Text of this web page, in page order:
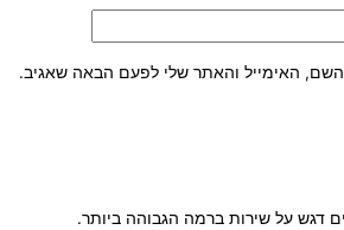
האימייל והאתר שלי לפעם הבאה שאגיב.
דגש על שירות ברמה הגבוהה ביותר.